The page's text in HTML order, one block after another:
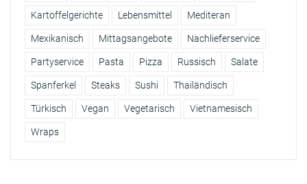
Kartoffelgerichte Lebensmittel Mediteran
Mexikanisch Mittagsangebote Nachlieferservice
Partyservice Pasta Pizza Russisch Salate
Spanferkel Steaks Sushi Thailändisch
Türkisch Vegan Vegetarisch Vietnamesisch
Wraps